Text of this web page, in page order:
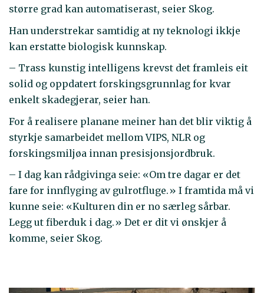
større grad kan automatiserast, seier Skog.
Han understrekar samtidig at ny teknologi ikkje
kan erstatte biologisk kunnskap.
– Trass kunstig intelligens krevst det framleis eit
solid og oppdatert forskingsgrunnlag for kvar
enkelt skadegjerar, seier han.
For å realisere planane meiner han det blir viktig å
styrkje samarbeidet mellom VIPS, NLR og
forskingsmiljøa innan presisjonsjordbruk.
– I dag kan rådgivinga seie: «Om tre dagar er det
fare for innflyging av gulrotfluge.» I framtida må vi
kunne seie: «Kulturen din er no særleg sårbar.
Legg ut fiberduk i dag.» Det er dit vi ønskjer å
komme, seier Skog.